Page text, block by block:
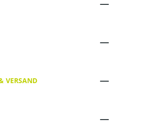
VERSAND